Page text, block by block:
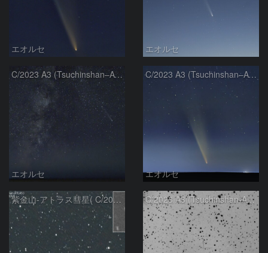
エオルセ エオルセ
C/2023 A3 (Tsuchinshan–ATLAS)と天の川
エオルセ
C/2023 A3 (Tsuchinshan–ATLAS)
エオルセ
紫金山-アトラス彗星( C/2023A3 )：2025/09/16 C/2023 A3 (Tsuchinshan-ATLAS)